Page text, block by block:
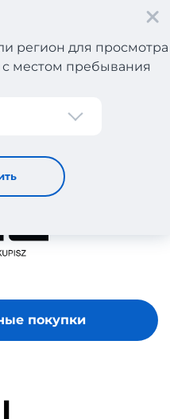
регион для просмотра
с местом пребывания
покупки